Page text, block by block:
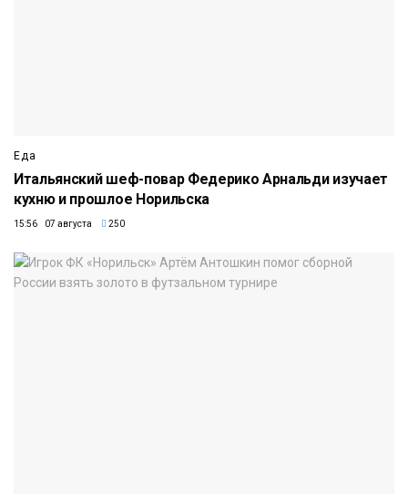
Еда
Итальянский шеф-повар Федерико Арнальди изучает
кухню и прошлое Норильска
15:56 07 августа 250